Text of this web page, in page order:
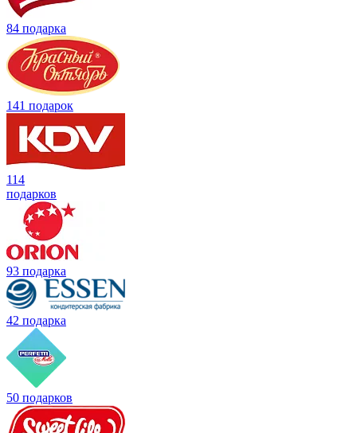
84 подарка
141 подарок
114
подарков
93 подарка
42 подарка
50 подарков